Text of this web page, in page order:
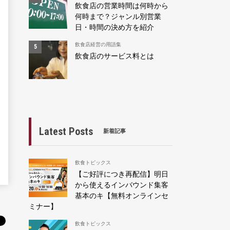
飲食店の営業時間は何時から
何時まで？ジャンル別営業
日・時間の決め方を紹介
飲食店経営の用語集
飲食店のサービス料とは
Latest Posts 新着記事
飲食トピックス
【ご好評につき再配信】明日
から使えるインバウンド集客
基本のキ【無料オンラインセ
ミナー】
飲食トピックス